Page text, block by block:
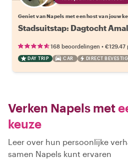
Geniet van Napels met een host van jouw
Stadsuitstap: Dagtocht
168 beoordelingen • €129.47
DAY TRIP CAR DIRECT
Verken Napels met
keuze
Leer over hun persoonlijke
samen Napels kunt ervaren